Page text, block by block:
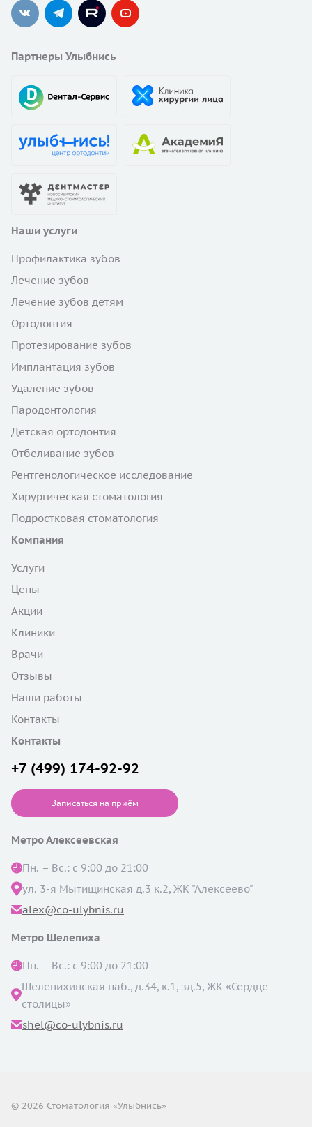
Партнеры Улыбнись
Наши услуги
Профилактика зубов
Лечение зубов
Лечение зубов детям
Ортодонтия
Протезирование зубов
Имплантация зубов
Удаление зубов
Пародонтология
Детская ортодонтия
Отбеливание зубов
Рентгенологическое исследование
Хирургическая стоматология
Подростковая стоматология
Компания
Услуги
Цены
Акции
Клиники
Врачи
Отзывы
Наши работы
Контакты
Контакты
+7 (499) 174-92-92
Записаться на приём
Метро Алексеевская
Пн. – Вс.: с 9:00 до 21:00
ул. 3-я Мытищинская д.3 к.2, ЖК "Алексеево"
alex@co-ulybnis.ru
Метро Шелепиха
Пн. – Вс.: с 9:00 до 21:00
Шелепихинская наб., д.34, к.1, зд.5, ЖК «Сердце
столицы»
shel@co-ulybnis.ru
© 2026 Стоматология «Улыбнись»